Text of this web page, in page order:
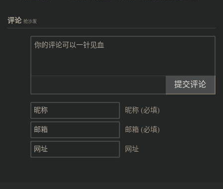
评论 抢沙发
提交评论
昵称 (必填)
邮箱 (必填)
网址